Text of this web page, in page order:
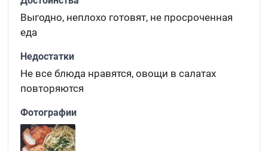
Выгодно, неплохо готовят, не просроченная
еда
Недостатки
Не все блюда нравятся, овощи в салатах
повторяются
Фотографии